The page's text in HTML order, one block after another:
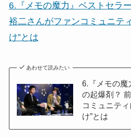
6.『メモの魔力』ベストセラ
裕二さんがファンコミュニテ
け”とは
あわせて読みたい
6.『メモの魔
の起爆剤？
コミュニテ
け”とは